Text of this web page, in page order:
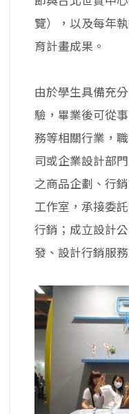
覽），以及每年
育計畫成果。
由於學生具備充
驗，畢業後可從
務等相關行業，
司或企業設計部
之商品企劃、行
工作室，承接委
行銷；成立設計
發、設計行銷服